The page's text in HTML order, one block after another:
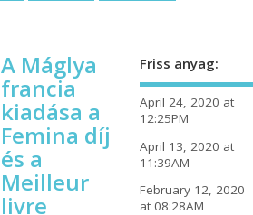
A Máglya
francia
kiadása a
Femina díj
és a
Meilleur
livre
Friss anyag:
April 24, 2020 at
12:25PM
April 13, 2020 at
11:39AM
February 12, 2020
at 08:28AM